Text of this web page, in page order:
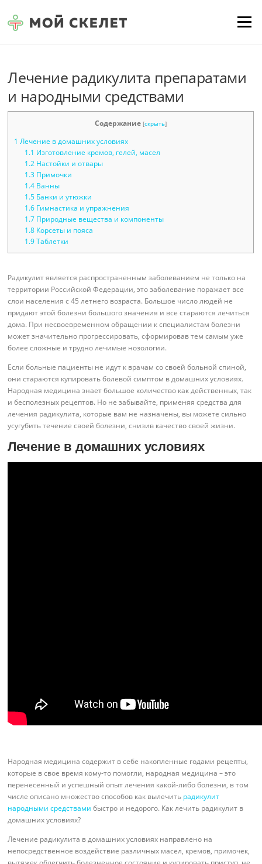
Меню
Лечение радикулита препаратами
и народными средствами
Содержание [скрыть]
1 Лечение в домашних условиях
1.1 Изготовление кремов, гелей, масел
1.2 Настойки и отвары
1.3Примочки
1.4Ванны
1.5Банки и утюжки
1.6Гимнастика и упражнения
1.7Природные вещества и компоненты
1.8Корсеты и пояса
1.9Таблетки
Радикулит является распространенным заболеванием не только на
территории Российской Федерации, это заболевание поражает все
слои населения с 45 летнего возраста. Большое число людей не
придают этой болезни большого значения и все стараются лечиться
дома. При несвоевременном обращении к специалистам болезни
может значительно прогрессировать, сформировав тем самым уже
более сложные и трудно лечимые нозологии.
Если больные пациенты не идут к врачам со своей больной спиной,
они стараются купировать болевой симптом в домашних условиях.
Народная медицина знает большое количество как действенных, так
и бесполезных рецептов. Но не забывайте, применяя средства для
лечения радикулита, которые вам не назначены, вы можете сильно
усугубить течение своей болезни, снизив качество своей жизни.
Лечение в домашних условиях
Народная медицина содержит в себе накопленные годами рецепты,
которые в свое время кому-то помогли, народная медицина – это
перенесенный и успешный опыт лечения какой-либо болезни, в том
числе описано множество способов как вылечить радикулит
народными средствами быстро и недорого. Как лечить радикулит в
домашних условиях?
Лечение радикулита в домашних условиях направлено на
непосредственное воздействие различных масел, кремов, примочек,